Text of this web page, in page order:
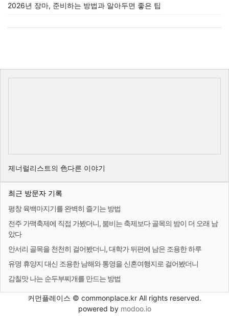
2026년 장마, 준비하는 방법과 알아두면 좋은 팁
제너럴리스트의 色다른 이야기
최근 방문자 기록
평창 육백마지기를 완벽히 즐기는 방법
전주 가맥축제에 직접 가봤더니, 붐비는 축제보다 골목의 밤이 더 오래 남
았다
안서리 골목을 천천히 걸어봤더니, 대학가 뒤편에 남은 조용한 하루
유명 휴양지 대신 조용한 남해와 통영을 신혼여행지로 걸어봤더니
감칠맛 나는 순두부찌개를 만드는 방법
커먼플레이스 © commonplace.kr All rights reserved.
powered by modoo.io